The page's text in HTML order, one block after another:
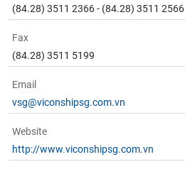
(84.28) 3511 2366 - (84.28) 3511 2566
Fax
(84.28) 3511 5199
Email
vsg@viconshipsg.com.vn
Website
http://www.viconshipsg.com.vn